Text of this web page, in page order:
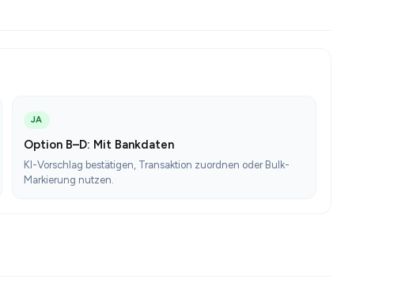
JA
Option B–D: Mit Bankdaten
KI-Vorschlag bestätigen, Transaktion zuordnen oder Bulk-
Markierung nutzen.